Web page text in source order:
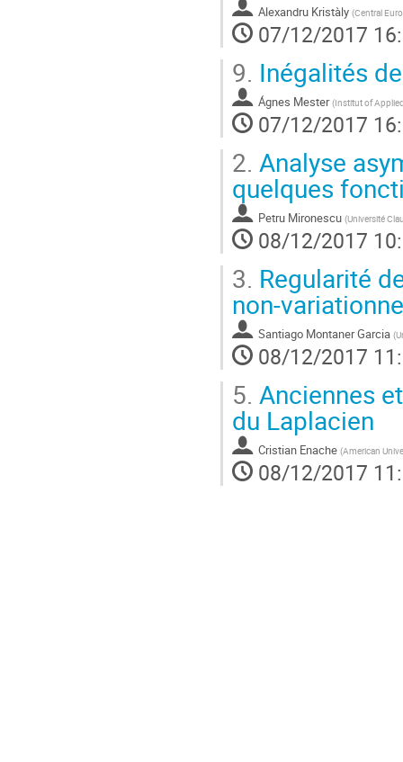
Alexandru Kristàly (Central
07/12/2017
9. Inégalités
Ágnes Mester (Institut of
07/12/2017
2. Analyse
quelques
Petru Mironescu (Université
08/12/2017
3. Regularité
non-
Santiago Montaner Garcia (
08/12/2017
5. Anciennes
du Laplacien
Cristian Enache (American
08/12/2017